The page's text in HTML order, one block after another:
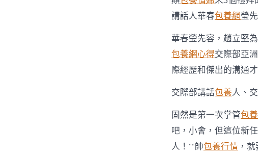
講話人華春包養網瑩
華春瑩先容，趙立堅
包養網心得交際部亞
際經歷和傑出的溝通
交際部講話包養人、
固然是第一次掌管包
吧，小會，但這位新
人！”“帥包養行情 ，